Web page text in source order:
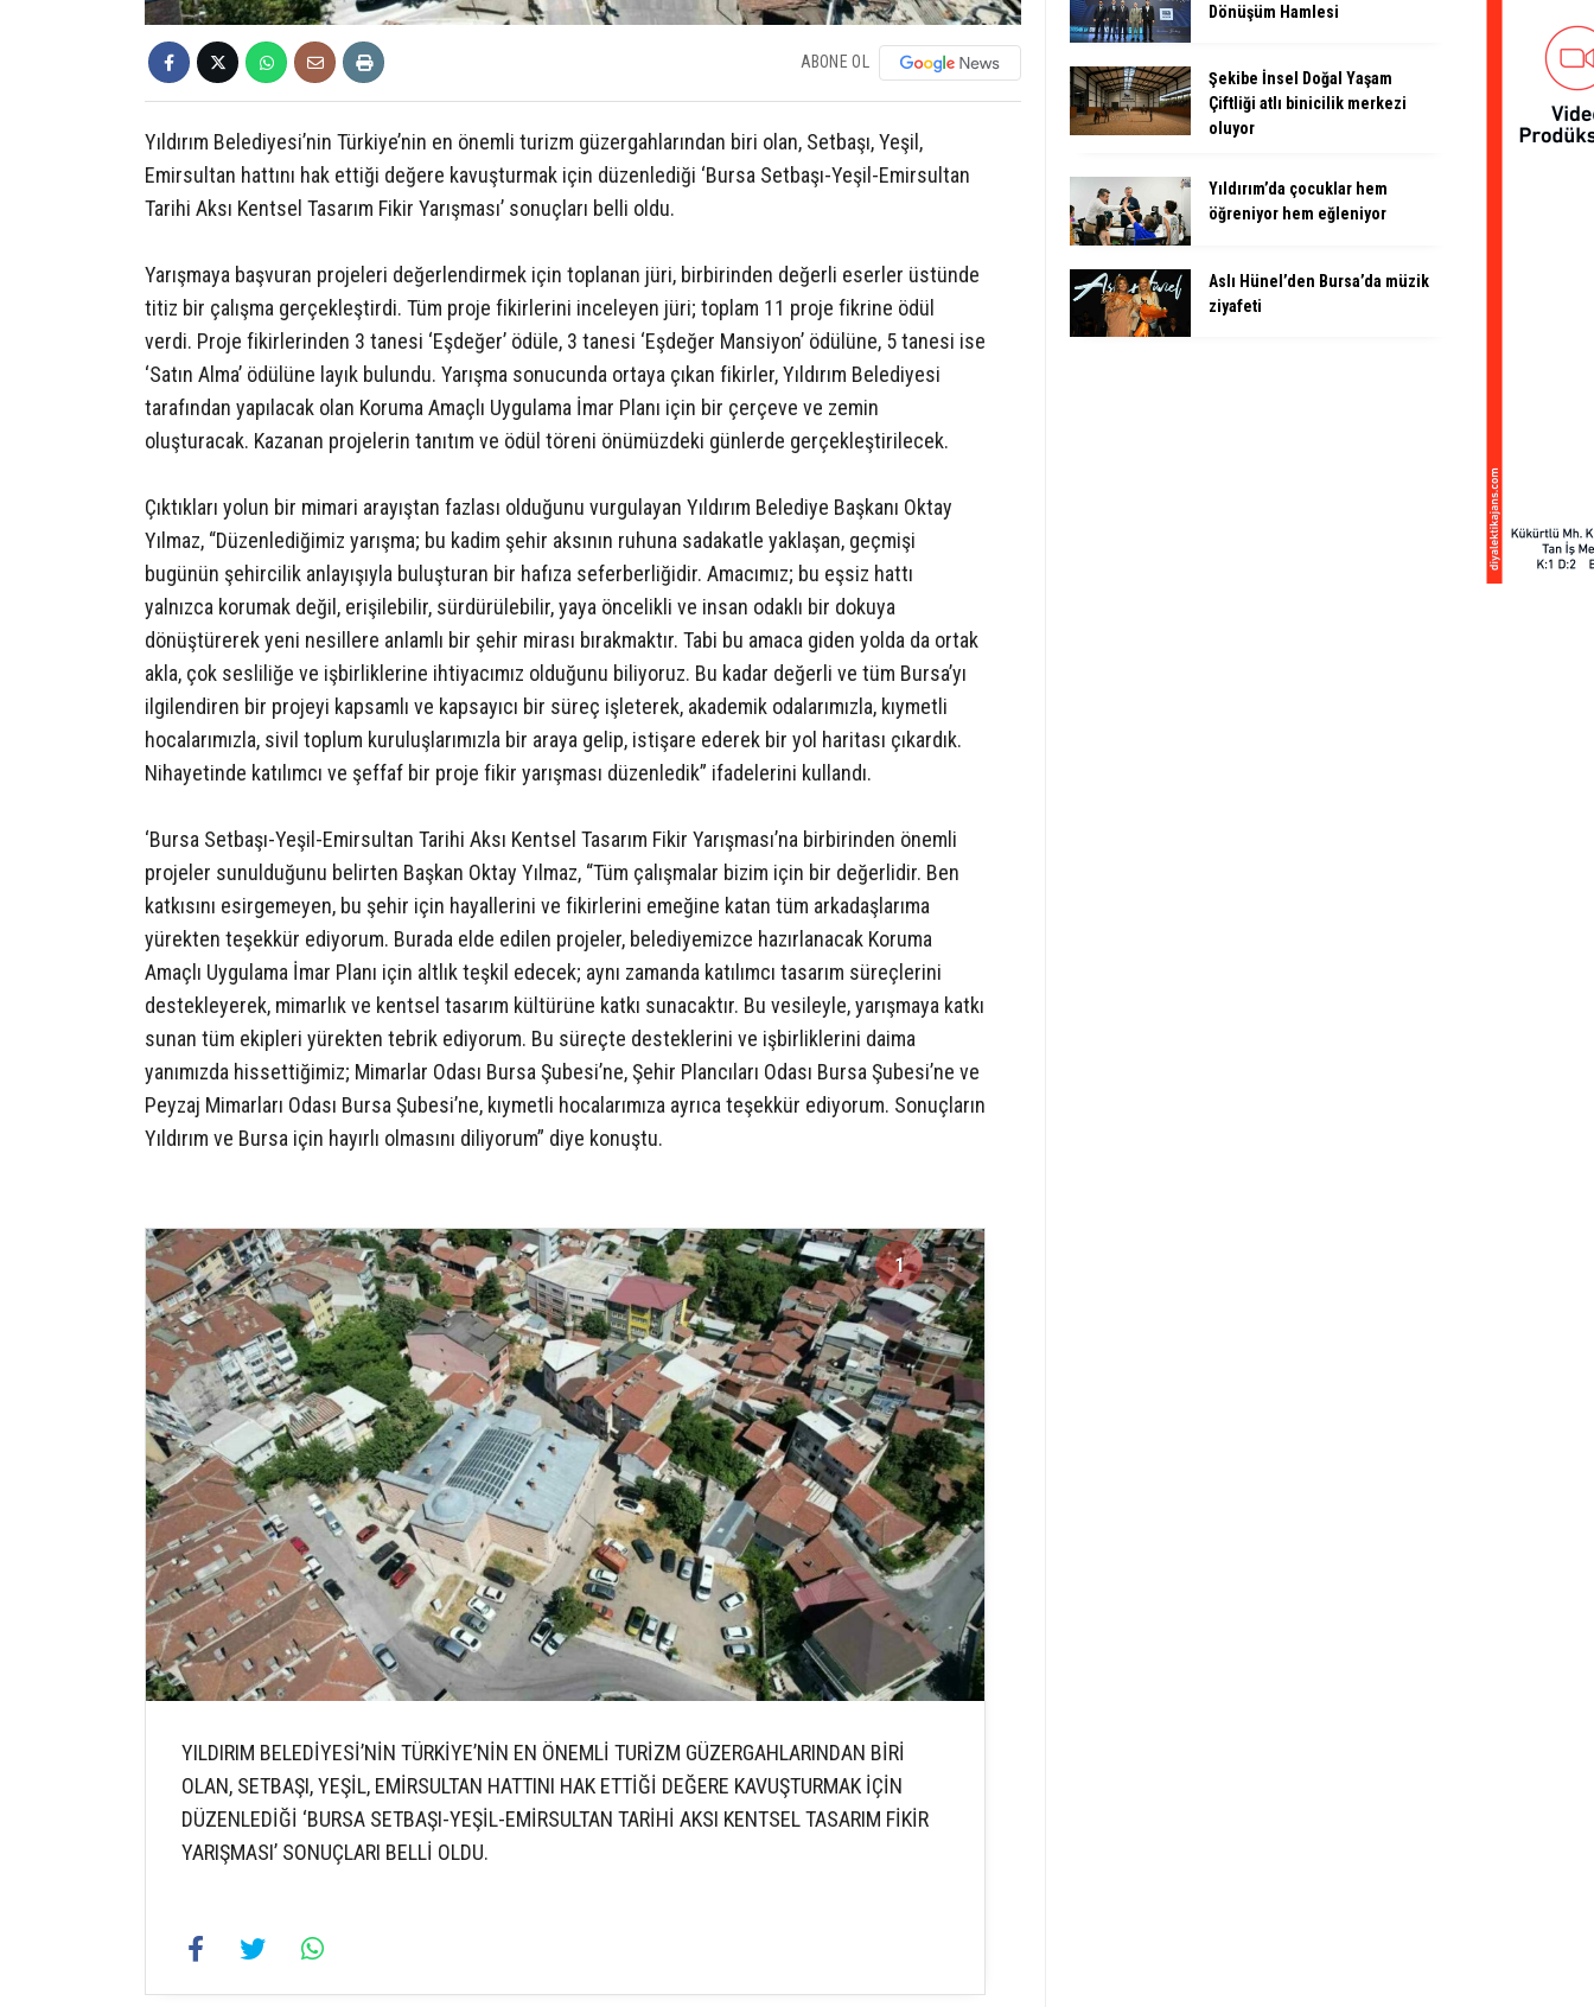
ABONE OL
Yıldırım Belediyesi’nin Türkiye’nin en önemli turizm güzergahlarından biri olan, Setbaşı, Yeşil,
Emirsultan hattını hak ettiği değere kavuşturmak için düzenlediği ‘Bursa Setbaşı-Yeşil-Emirsultan
Tarihi Aksı Kentsel Tasarım Fikir Yarışması’ sonuçları belli oldu.
Yarışmaya başvuran projeleri değerlendirmek için toplanan jüri, birbirinden değerli eserler üstünde
titiz bir çalışma gerçekleştirdi. Tüm proje fikirlerini inceleyen jüri; toplam 11 proje fikrine ödül
verdi. Proje fikirlerinden 3 tanesi ‘Eşdeğer’ ödüle, 3 tanesi ‘Eşdeğer Mansiyon’ ödülüne, 5 tanesi ise
‘Satın Alma’ ödülüne layık bulundu. Yarışma sonucunda ortaya çıkan fikirler, Yıldırım Belediyesi
tarafından yapılacak olan Koruma Amaçlı Uygulama İmar Planı için bir çerçeve ve zemin
oluşturacak. Kazanan projelerin tanıtım ve ödül töreni önümüzdeki günlerde gerçekleştirilecek.
Çıktıkları yolun bir mimari arayıştan fazlası olduğunu vurgulayan Yıldırım Belediye Başkanı Oktay
Yılmaz, “Düzenlediğimiz yarışma; bu kadim şehir aksının ruhuna sadakatle yaklaşan, geçmişi
bugünün şehircilik anlayışıyla buluşturan bir hafıza seferberliğidir. Amacımız; bu eşsiz hattı
yalnızca korumak değil, erişilebilir, sürdürülebilir, yaya öncelikli ve insan odaklı bir dokuya
dönüştürerek yeni nesillere anlamlı bir şehir mirası bırakmaktır. Tabi bu amaca giden yolda da ortak
akla, çok sesliliğe ve işbirliklerine ihtiyacımız olduğunu biliyoruz. Bu kadar değerli ve tüm Bursa’yı
ilgilendiren bir projeyi kapsamlı ve kapsayıcı bir süreç işleterek, akademik odalarımızla, kıymetli
hocalarımızla, sivil toplum kuruluşlarımızla bir araya gelip, istişare ederek bir yol haritası çıkardık.
Nihayetinde katılımcı ve şeffaf bir proje fikir yarışması düzenledik” ifadelerini kullandı.
‘Bursa Setbaşı-Yeşil-Emirsultan Tarihi Aksı Kentsel Tasarım Fikir Yarışması’na birbirinden önemli
projeler sunulduğunu belirten Başkan Oktay Yılmaz, “Tüm çalışmalar bizim için bir değerlidir. Ben
katkısını esirgemeyen, bu şehir için hayallerini ve fikirlerini emeğine katan tüm arkadaşlarıma
yürekten teşekkür ediyorum. Burada elde edilen projeler, belediyemizce hazırlanacak Koruma
Amaçlı Uygulama İmar Planı için altlık teşkil edecek; aynı zamanda katılımcı tasarım süreçlerini
destekleyerek, mimarlık ve kentsel tasarım kültürüne katkı sunacaktır. Bu vesileyle, yarışmaya katkı
sunan tüm ekipleri yürekten tebrik ediyorum. Bu süreçte desteklerini ve işbirliklerini daima
yanımızda hissettiğimiz; Mimarlar Odası Bursa Şubesi’ne, Şehir Plancıları Odası Bursa Şubesi’ne ve
Peyzaj Mimarları Odası Bursa Şubesi’ne, kıymetli hocalarımıza ayrıca teşekkür ediyorum. Sonuçların
Yıldırım ve Bursa için hayırlı olmasını diliyorum” diye konuştu.
1 5
YILDIRIM BELEDİYESİ’NİN TÜRKİYE’NİN EN ÖNEMLİ TURİZM GÜZERGAHLARINDAN BİRİ
OLAN, SETBAŞI, YEŞİL, EMİRSULTAN HATTINI HAK ETTİĞİ DEĞERE KAVUŞTURMAK İÇİN
DÜZENLEDİĞİ ‘BURSA SETBAŞI-YEŞİL-EMİRSULTAN TARİHİ AKSI KENTSEL TASARIM FİKİR
YARIŞMASI’ SONUÇLARI BELLİ OLDU.
Dönüşüm Hamlesi
Şekibe İnsel Doğal Yaşam
Çiftliği atlı binicilik merkezi
oluyor
Yıldırım’da çocuklar hem
öğreniyor hem eğleniyor
Aslı Hünel’den Bursa’da müzik
ziyafeti